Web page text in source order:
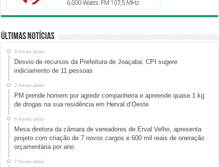
Últimas Notícias
3 horas atrás
Desvio de recursos da Prefeitura de Joaçaba: CPI sugere
indiciamento de 11 pessoas
3 horas atrás
PM prende homem por agredir companheira e apreende quase 1 kg
de drogas na sua residência em Herval d’Oeste
6 horas atrás
Mesa diretora da câmara de vereadores de Erval Velho, apresenta
projeto com criação de 7 novos cargos e 600 mil reais de oneração
orçamentária por ano
7 horas atrás